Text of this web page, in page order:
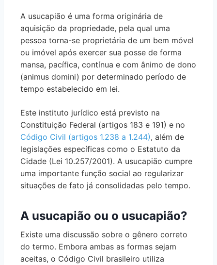
A usucapião é uma forma originária de
aquisição da propriedade, pela qual uma
pessoa torna-se proprietária de um bem móvel
ou imóvel após exercer sua posse de forma
mansa, pacífica, contínua e com ânimo de dono
(animus domini) por determinado período de
tempo estabelecido em lei.
Este instituto jurídico está previsto na
Constituição Federal (artigos 183 e 191) e no
Código Civil (artigos 1.238 a 1.244), além de
legislações específicas como o Estatuto da
Cidade (Lei 10.257/2001). A usucapião cumpre
uma importante função social ao regularizar
situações de fato já consolidadas pelo tempo.
A usucapião ou o usucapião?
Existe uma discussão sobre o gênero correto
do termo. Embora ambas as formas sejam
aceitas, o Código Civil brasileiro utiliza